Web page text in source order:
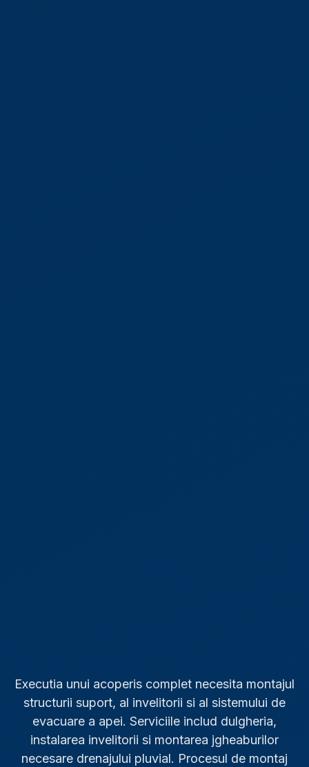
Executia unui acoperis complet necesita montajul
structurii suport, al invelitorii si al sistemului de
evacuare a apei. Serviciile includ dulgheria,
instalarea invelitorii si montarea jgheaburilor
necesare drenajului pluvial. Procesul de montaj